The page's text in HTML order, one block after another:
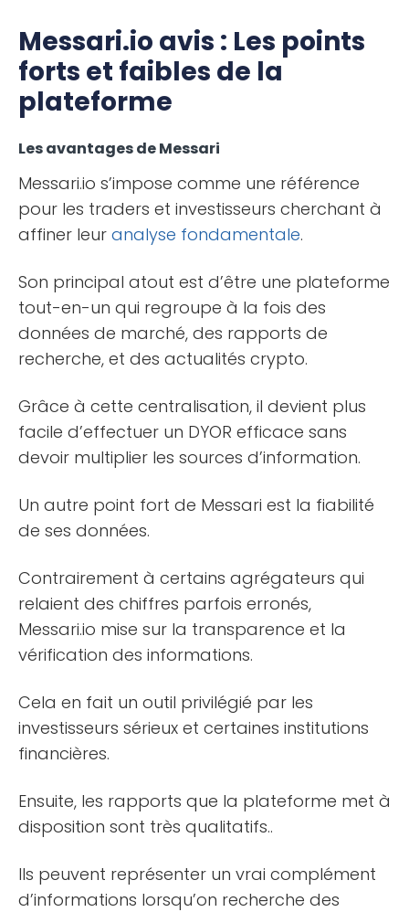
Messari.io avis : Les points
forts et faibles de la
plateforme
Les avantages de Messari
Messari.io s’impose comme une référence
pour les traders et investisseurs cherchant à
affiner leur analyse fondamentale.
Son principal atout est d’être une plateforme
tout-en-un qui regroupe à la fois des
données de marché, des rapports de
recherche, et des actualités crypto.
Grâce à cette centralisation, il devient plus
facile d’effectuer un DYOR efficace sans
devoir multiplier les sources d’information.
Un autre point fort de Messari est la fiabilité
de ses données.
Contrairement à certains agrégateurs qui
relaient des chiffres parfois erronés,
Messari.io mise sur la transparence et la
vérification des informations.
Cela en fait un outil privilégié par les
investisseurs sérieux et certaines institutions
financières.
Ensuite, les rapports que la plateforme met à
disposition sont très qualitatifs..
Ils peuvent représenter un vrai complément
d’informations lorsqu’on recherche des